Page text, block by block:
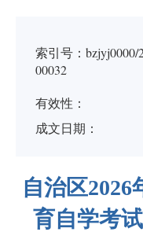
索引号：bzjyj0000/
00032
有效性：
成文日期：
自治区
育自学考